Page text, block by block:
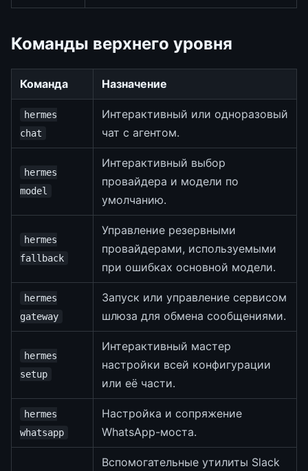
Команды верхнего уровня
Команда Назначение
hermes
chat
Интерактивный или одноразовый
чат с агентом.
hermes
model
Интерактивный выбор
провайдера и модели по
умолчанию.
hermes
fallback
Управление резервными
провайдерами, используемыми
при ошибках основной модели.
hermes
gateway
Запуск или управление сервисом
шлюза для обмена сообщениями.
hermes
setup
Интерактивный мастер
настройки всей конфигурации
или её части.
hermes
whatsapp
Настройка и сопряжение
WhatsApp-моста.
Вспомогательные утилиты Slack